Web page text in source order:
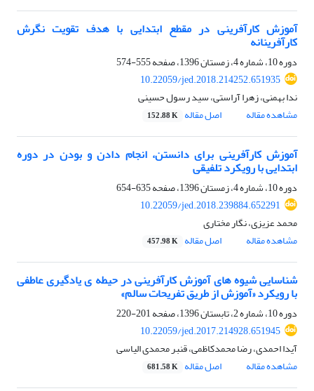
آموزش کارآفرینی در مقطع ابتدایی با هدف تقویت نگرش
کارآفرینانه
دوره 10، شماره 4، زمستان 1396، صفحه
555-574
10.22059/jed.2018.214252.651935
ندا بهمنی، زهرا آراستی، سید رسول حسینی
مشاهده مقاله
اصل مقاله 152.88 K
آموزش کارآفرینی برای دانستن، انجام دادن و بودن در دوره
ابتدایی با رویکرد تلفیقی
دوره 10، شماره 4، زمستان 1396، صفحه
635-654
10.22059/jed.2018.239884.652291
محمد عزیزی، نگار مختاری
مشاهده مقاله
اصل مقاله 457.98 K
شناسایی شیوه های آموزش کارآفرینی در حیطه ی یادگیری عاطفی
با رویکرد «آموزش از طریق تفریحات سالم»
دوره 10، شماره 2، تابستان 1396، صفحه
201-220
10.22059/jed.2017.214928.651945
آیدا احمدی، رضا محمدکاظمی، قنبر محمدی الیاسی
مشاهده مقاله
اصل مقاله 681.58 K